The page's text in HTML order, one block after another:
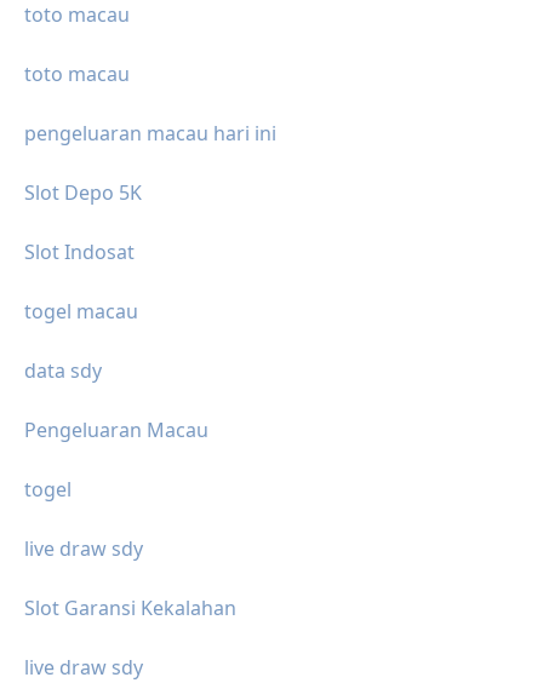
toto macau
toto macau
pengeluaran macau hari ini
Slot Depo 5K
Slot Indosat
togel macau
data sdy
Pengeluaran Macau
togel
live draw sdy
Slot Garansi Kekalahan
live draw sdy